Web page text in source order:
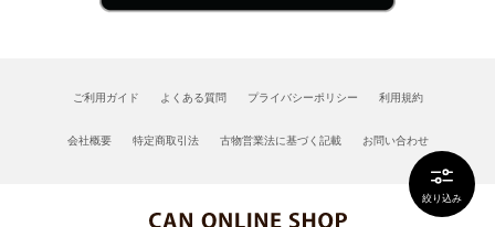
絞り込み
ご利用ガイド よくある質問 プライバシーポリシー 利用規約
会社概要 特定商取引法 古物営業法に基づく記載 お問い合わせ